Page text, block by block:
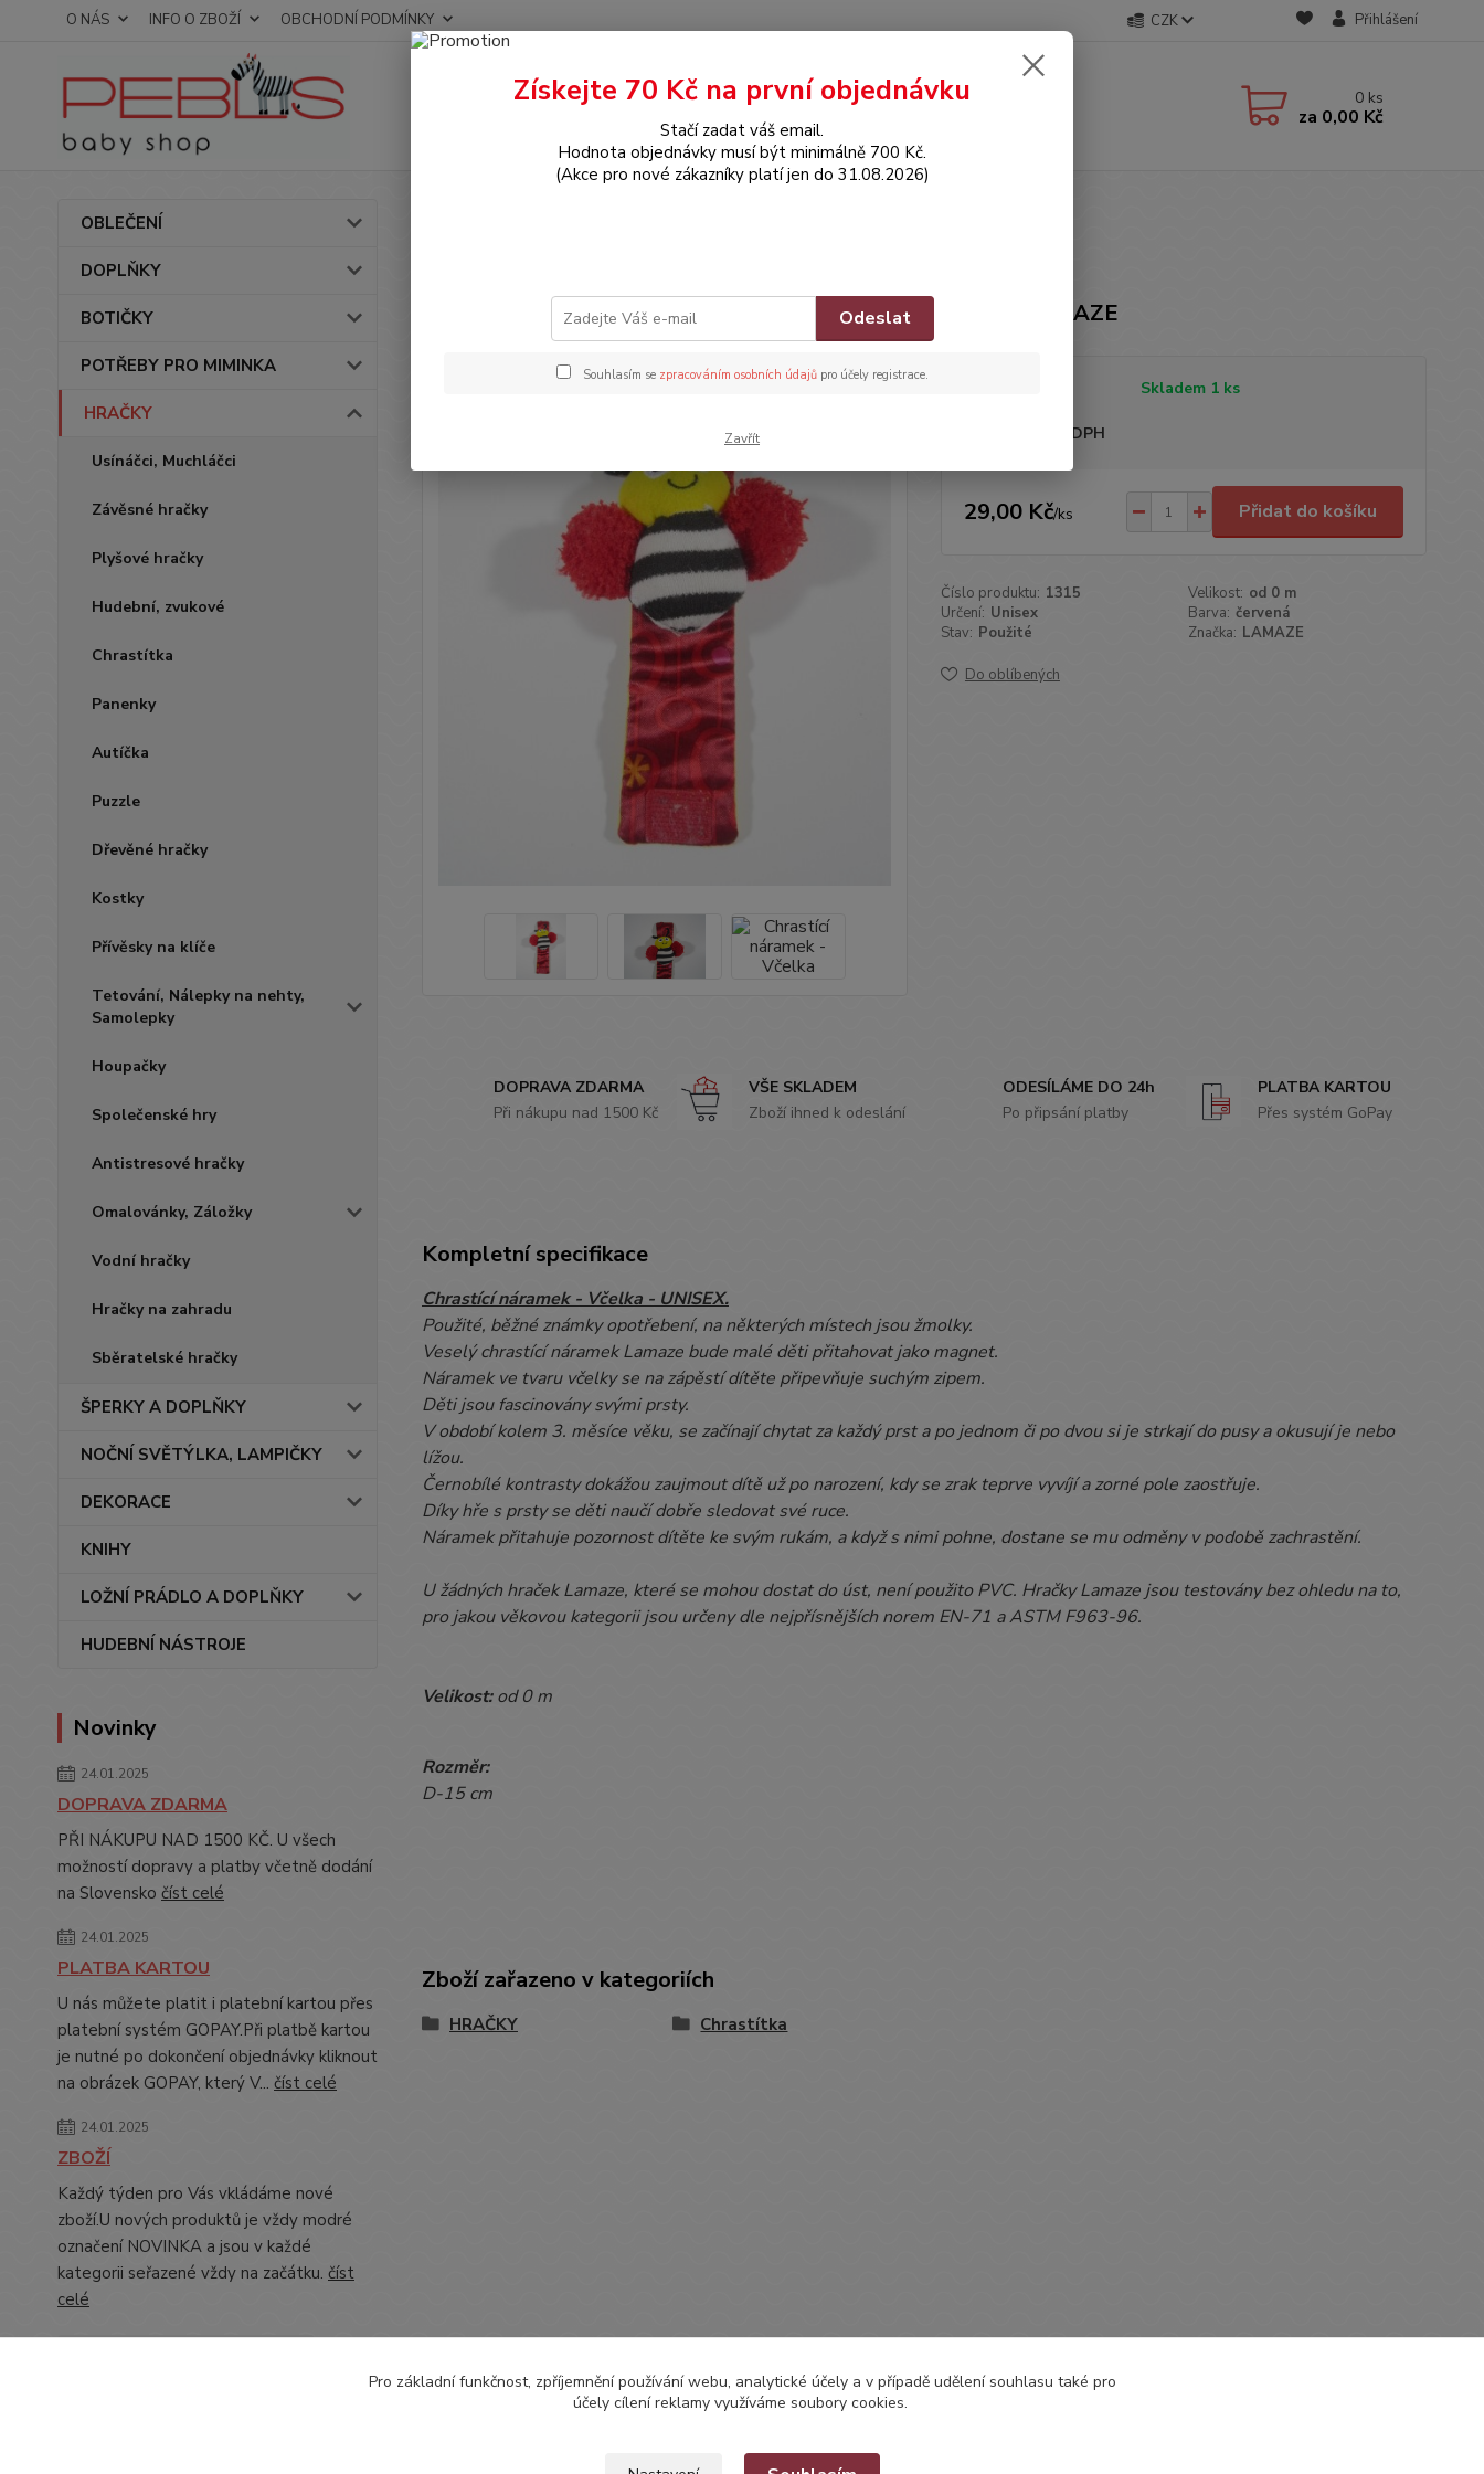
O NÁS INFO O ZBOŽÍ OBCHODNÍ PODMÍNKY CZK Přihlášení
Hledat 0 ks
za 0,00 Kč
OBLEČENÍ
DOPLŇKY
BOTIČKY
POTŘEBY PRO MIMINKA
HRAČKY
Usínáčci, Muchláčci
Závěsné hračky
Plyšové hračky
Hudební, zvukové
Chrastítka
Panenky
Autíčka
Puzzle
Dřevěné hračky
Kostky
Přívěsky na klíče
Tetování, Nálepky na nehty,
Samolepky
Houpačky
Společenské hry
Antistresové hračky
Omalovánky, Záložky
Vodní hračky
Hračky na zahradu
Sběratelské hračky
ŠPERKY A DOPLŇKY
NOČNÍ SVĚTÝLKA, LAMPIČKY
DEKORACE
KNIHY
LOŽNÍ PRÁDLO A DOPLŇKY
HUDEBNÍ NÁSTROJE
Novinky
24.01.2025
DOPRAVA ZDARMA
PŘI NÁKUPU NAD 1500 KČ. U všech
možností dopravy a platby včetně dodání
na Slovensko číst celé
24.01.2025
PLATBA KARTOU
U nás můžete platit i platební kartou přes
platební systém GOPAY.Při platbě kartou
je nutné po dokončení objednávky kliknout
na obrázek GOPAY, který V... číst celé
24.01.2025
ZBOŽÍ
Každý týden pro Vás vkládáme nové
zboží.U nových produktů je vždy modré
označení NOVINKA a jsou v každé
kategorii seřazené vždy na začátku. číst
celé
Značka: LAMAZE
Skladem 1 ks
Nejsme plátci DPH
29,00 Kč/ks Přidat do košíku
Číslo produktu: 1315 Velikost: od 0 m
Určení: Unisex Barva: červená
Stav: Použité Značka: LAMAZE
Do oblíbených
DOPRAVA ZDARMA
Při nákupu nad 1500 Kč
VŠE SKLADEM
Zboží ihned k odeslání
ODESÍLÁME DO 24h
Po připsání platby
PLATBA KARTOU
Přes systém GoPay
Kompletní specifikace
Chrastící náramek - Včelka - UNISEX.
Použité, běžné známky opotřebení, na některých místech jsou žmolky.
Veselý chrastící náramek Lamaze bude malé děti přitahovat jako magnet.
Náramek ve tvaru včelky se na zápěstí dítěte připevňuje suchým zipem.
Děti jsou fascinovány svými prsty.
V období kolem 3. měsíce věku, se začínají chytat za každý prst a po jednom či po dvou si je strkají do pusy a okusují je nebo
lížou.
Černobílé kontrasty dokážou zaujmout dítě už po narození, kdy se zrak teprve vyvíjí a zorné pole zaostřuje.
Díky hře s prsty se děti naučí dobře sledovat své ruce.
Náramek přitahuje pozornost dítěte ke svým rukám, a když s nimi pohne, dostane se mu odměny v podobě zachrastění.
U žádných hraček Lamaze, které se mohou dostat do úst, není použito PVC. Hračky Lamaze jsou testovány bez ohledu na to,
pro jakou věkovou kategorii jsou určeny dle nejpřísnějších norem EN-71 a ASTM F963-96.
Velikost:od 0 m
Rozměr:
D-15 cm
Zboží zařazeno v kategoriích
HRAČKY Chrastítka
Získejte 70 Kč na první objednávku
Stačí zadat váš email.
Hodnota objednávky musí být minimálně 700 Kč.
(Akce pro nové zákazníky platí jen do 31.08.2026)
Odeslat
Souhlasím se zpracováním osobních údajůpro účely registrace.
Zavřít
Pro základní funkčnost, zpříjemnění používání webu, analytické účely a v případě udělení souhlasu také pro
účely cílení reklamy využíváme soubory cookies.